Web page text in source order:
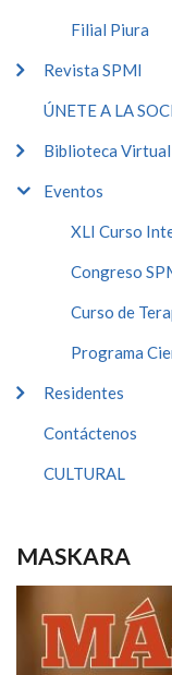
Filial Piura
Revista SPMI
ÚNETE A LA
Biblioteca Virtual
Eventos
XLI Curso
Congreso
Curso de
Programa
Residentes
Contáctenos
CULTURAL
MASKARA